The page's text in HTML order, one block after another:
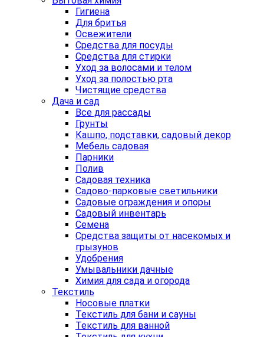
Гигиена
Для бритья
Освежители
Средства для посуды
Средства для стирки
Уход за волосами и телом
Уход за полостью рта
Чистящие средства
Дача и сад
Все для рассады
Грунты
Кашпо, подставки, садовый декор
Мебель садовая
Парники
Полив
Садовая техника
Садово-парковые светильники
Садовые ограждения и опоры
Садовый инвентарь
Семена
Средства защиты от насекомых и
грызунов
Удобрения
Умывальники дачные
Химия для сада и огорода
Текстиль
Носовые платки
Текстиль для бани и сауны
Текстиль для ванной